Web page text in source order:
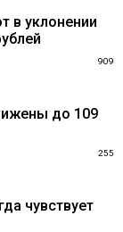
в уклонении
909
до 109
255
чувствует